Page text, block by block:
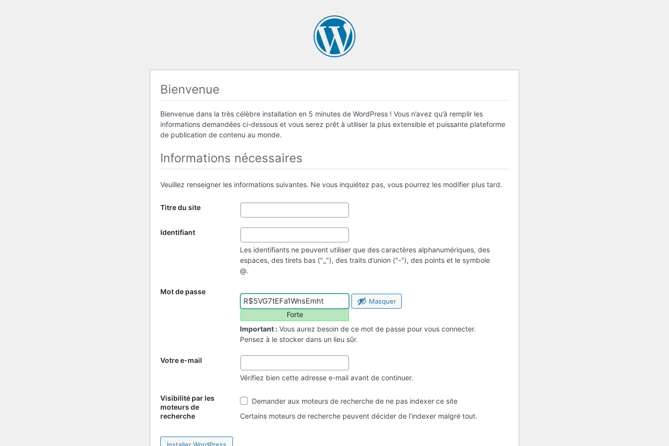
Bienvenue
Bienvenue dans la très célèbre installation en 5 minutes de WordPress ! Vous n’avez qu’à remplir les
informations demandées ci-dessous et vous serez prêt à utiliser la plus extensible et puissante plateforme
de publication de contenu au monde.
Informations nécessaires
Veuillez renseigner les informations suivantes. Ne vous inquiétez pas, vous pourrez les modifier plus tard.
Titre du site
Identifiant
Les identifiants ne peuvent utiliser que des caractères alphanumériques, des
espaces, des tirets bas ("_"), des traits d’union ("-"), des points et le symbole
@.
Mot de passe
Masquer
Forte
Important : Vous aurez besoin de ce mot de passe pour vous connecter.
Pensez à le stocker dans un lieu sûr.
Votre e-mail
Vérifiez bien cette adresse e-mail avant de continuer.
Visibilité par les
moteurs de
recherche
Visibilité
par
les
Demander aux moteurs de recherche de ne pas indexer ce site
Certains moteurs de recherche peuvent décider de l’indexer malgré tout.